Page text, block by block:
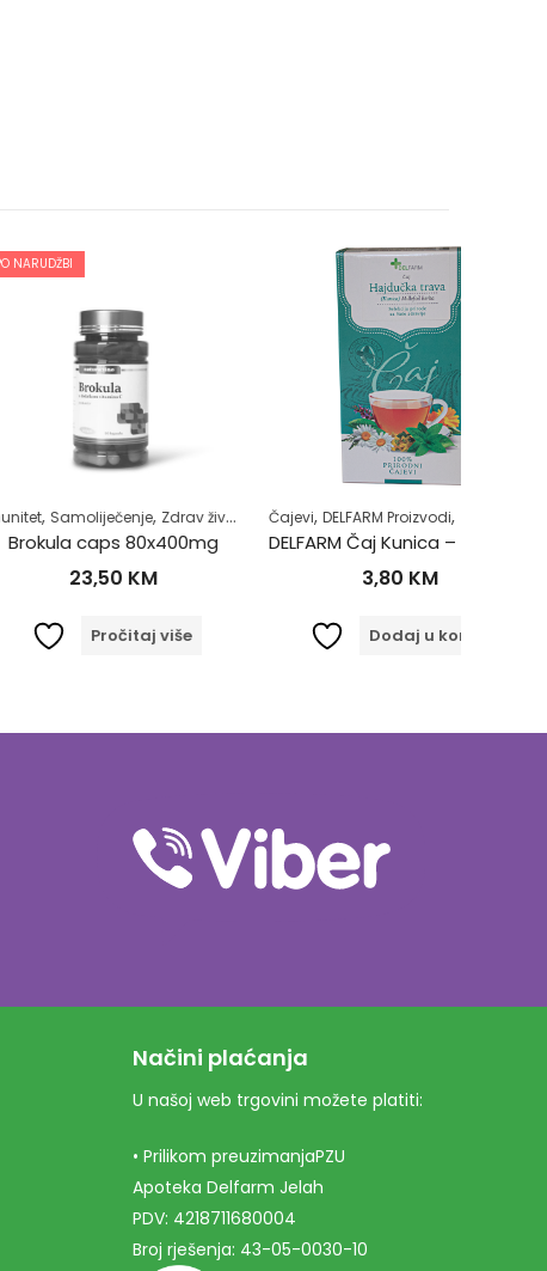
,Zdrav život ,Žensko zdravlje
80x400mg
KM
Pročitaj više
Čajevi, DELFARM Proizvodi,Zdrav život
DELFARM Čaj Kunica – Hajdučka trava 50g
Dodaj u korpu
Načini plaćanja
U našoj web trgovini možete platiti:
• Prilikom preuzimanjaPZU
Apoteka Delfarm Jelah
PDV: 4218711680004
Broj rješenja: 43-05-0030-10